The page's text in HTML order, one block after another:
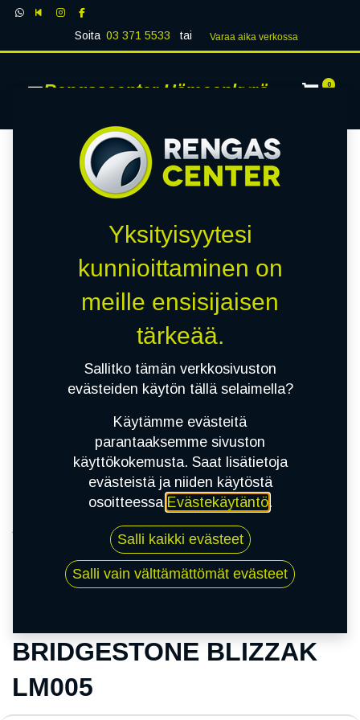
Soita 03 371 5533 tai Varaa aika verk​​​​ossa
Rengascenter Hämeenkyrö 0
235/55R17 99H BRIDGESTONE BLIZZAK LM005
BRIDGESTONE BLIZZAK
LM005
Yksityisyytesi
kunnioittaminen on
meille ensisijaisen
tärkeää.
Sallitko tämän verkkosivuston
evästeiden käytön tällä selaimella?
Käytämme evästeitä
parantaaksemme sivuston
käyttökokemusta. Saat lisätietoja
evästeistä ja niiden käytöstä
osoitteessa Evästekäytäntö.
Salli kaikki evästeet
Salli vain välttämättömät evästeet